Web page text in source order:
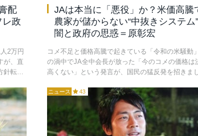
配
政
2万円
が、直
針転…
JAは本当に「悪役」か？米価高騰
農家が儲からない“中抜きシステム
闇と政府の思惑＝原彰宏
コメ不足と価格高騰で起きている「令和の米騒動
の渦中でJA全中会長が放った「今のコメの価格は
高くない」という発言が、国民の猛反発を招きま
ニュース 43